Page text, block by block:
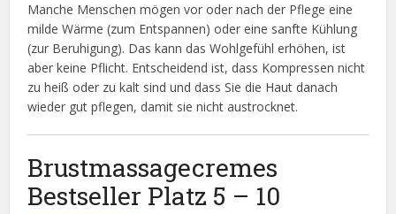
Manche Menschen mögen vor oder nach der Pflege eine
milde Wärme (zum Entspannen) oder eine sanfte Kühlung
(zur Beruhigung). Das kann das Wohlgefühl erhöhen, ist
aber keine Pflicht. Entscheidend ist, dass Kompressen nicht
zu heiß oder zu kalt sind und dass Sie die Haut danach
wieder gut pflegen, damit sie nicht austrocknet.
Brustmassagecremes
Bestseller Platz 5 – 10